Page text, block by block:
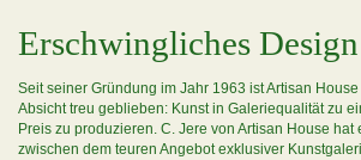
Erschwingliches Design
Seit seiner Gründung im Jahr 1963 ist Artisan
Absicht treu geblieben: Kunst in Galeriequalität zu
Preis zu produzieren. C. Jere von Artisan House hat
zwischen dem teuren Angebot exklusiver